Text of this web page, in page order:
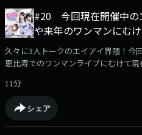
くさんのトークお届けします（放送で
さい！）エイアイ界隈へのメッセー
https://jocr.jp/mailform/aika/
#20 今回現在開催中の
や来年のワンマンにむ
久々に3人トークのエイアイ界隈！今
恵比寿でのワンマンライブにむけて
むけてのネタバレ？トークをします！
ア情報くれるそうなのでご期待くだ
お楽しみください！）エイアイ界隈
ってくださいhttps://jocr.jp/
11分
シェア